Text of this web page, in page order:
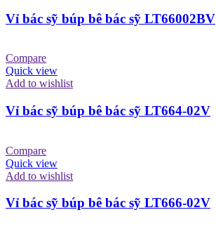
Vỉ bác sỹ búp bê bác sỹ LT66002BV
Compare
Quick view
Add to wishlist
Vỉ bác sỹ búp bê bác sỹ LT664-02V
Compare
Quick view
Add to wishlist
Vỉ bác sỹ búp bê bác sỹ LT666-02V